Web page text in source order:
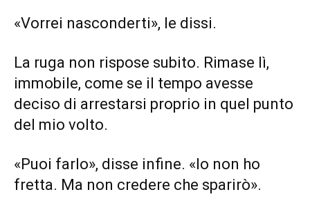
«Vorrei nasconderti», le dissi.
La ruga non rispose subito. Rimase lì,
immobile, come se il tempo avesse
deciso di arrestarsi proprio in quel punto
del mio volto.
«Puoi farlo», disse infine. «Io non ho
fretta. Ma non credere che sparirò».